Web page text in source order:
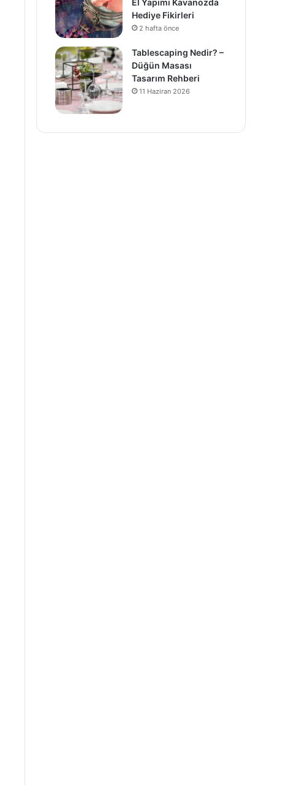
El Yapımı Kavanozda
Hediye Fikirleri
2 hafta önce
Tablescaping Nedir? –
Düğün Masası
Tasarım Rehberi
11 Haziran 2026